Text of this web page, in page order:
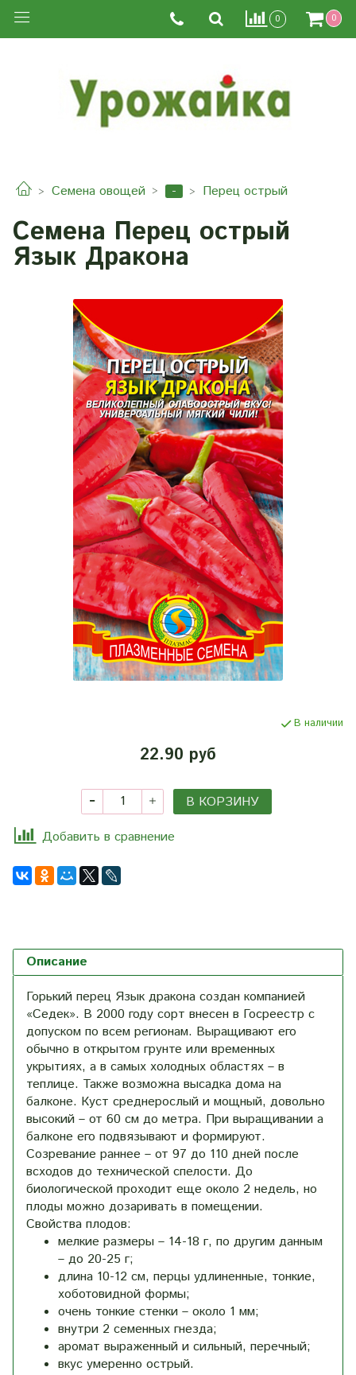
0 0
Семена овощей - Перец острый
Семена Перец острый
Язык Дракона
В наличии
22.90 руб
В КОРЗИНУ
Добавить в сравнение
Описание
Горький перец Язык дракона создан компанией
«Седек». В 2000 году сорт внесен в Госреестр с
допуском по всем регионам. Выращивают его
обычно в открытом грунте или временных
укрытиях, а в самых холодных областях – в
теплице. Также возможна высадка дома на
балконе. Куст среднерослый и мощный, довольно
высокий – от 60 см до метра. При выращивании а
балконе его подвязывают и формируют.
Созревание раннее – от 97 до 110 дней после
всходов до технической спелости. До
биологической проходит еще около 2 недель, но
плоды можно дозаривать в помещении.
Свойства плодов:
мелкие размеры – 14-18 г, по другим данным
– до 20-25 г;
длина 10-12 см, перцы удлиненные, тонкие,
хоботовидной формы;
очень тонкие стенки – около 1 мм;
внутри 2 семенных гнезда;
аромат выраженный и сильный, перечный;
вкус умеренно острый.